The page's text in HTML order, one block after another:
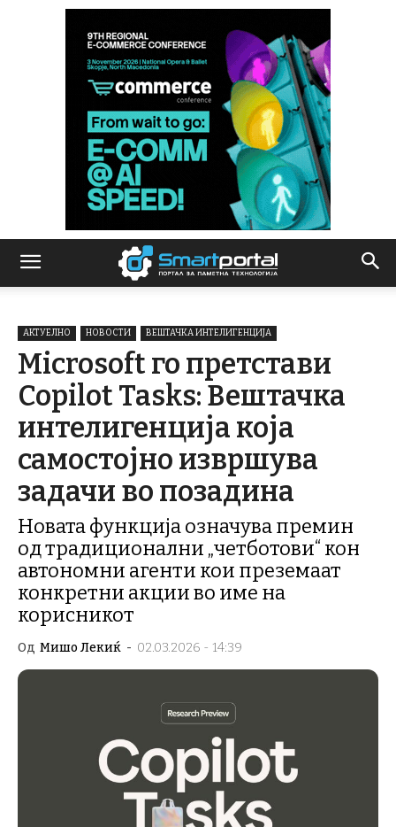
АКТУЕЛНО НОВОСТИ ВЕШТАЧКА ИНТЕЛИГЕНЦИЈА
Microsoft го претстави
Copilot Tasks: Вештачка
интелигенција која
самостојно извршува
задачи во позадина
Новата функција означува премин
од традиционални „четботови“ кон
автономни агенти кои преземаат
конкретни акции во име на
корисникот
Од Мишо Лекиќ - 02.03.2026 - 14:39